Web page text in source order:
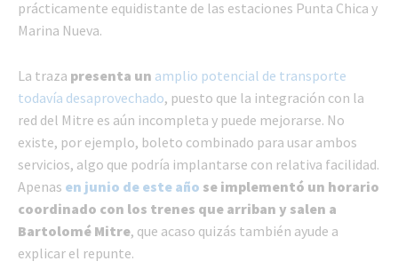
prácticamente equidistante de las estaciones Punta Chica y
Marina Nueva.
La traza presenta un amplio potencial de transporte
todavía desaprovechado, puesto que la integración con la
red del Mitre es aún incompleta y puede mejorarse. No
existe, por ejemplo, boleto combinado para usar ambos
servicios, algo que podría implantarse con relativa facilidad.
Apenas en junio de este año se implementó un horario
coordinado con los trenes que arriban y salen a
Bartolomé Mitre, que acaso quizás también ayude a
explicar el repunte.